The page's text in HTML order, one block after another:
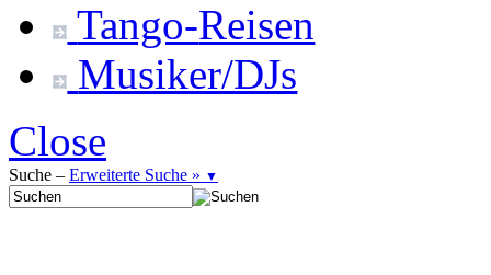
Tango-Reisen
Musiker/DJs
Close
Suche – Erweiterte Suche » ▼